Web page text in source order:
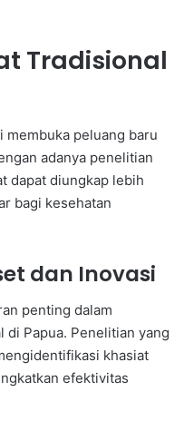
Tradisional
membuka peluang baru
adanya penelitian
dapat diungkap lebih
bagi kesehatan
dan Inovasi
penting dalam
di Papua. Penelitian yang
khasiat
efektivitas